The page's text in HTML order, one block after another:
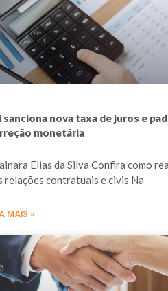
sanciona nova taxa de juros e
monetária
Elias da Silva Confira como
relações contratuais e civis Na
MAIS »